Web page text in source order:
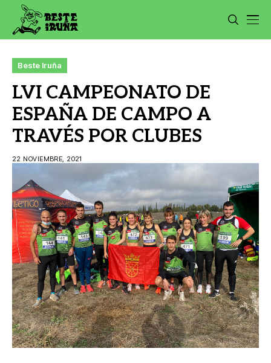
Beste Iruña
LVI CAMPEONATO DE
ESPAÑA DE CAMPO A
TRAVÉS POR CLUBES
22 NOVIEMBRE, 2021